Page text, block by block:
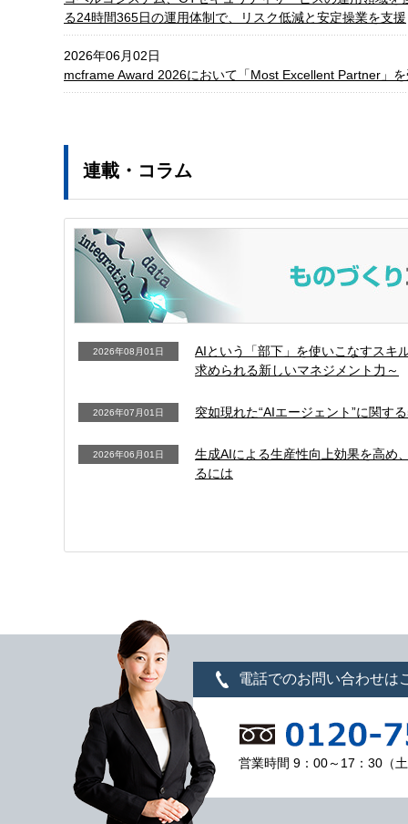
る24時間365日の運用体制で、リスク低減と安定操業を支援
2026年06月02日
mcframe Award 2026において「Most Excellent Partner」
連載・コラム
2026年08月01日
AIという「部下」を使いこなすスキ
求められる新しいマネジメント力～
2026年07月01日 突如現れた“AIエージェント”に関す
2026年06月01日
生成AIによる生産性向上効果を高め
るには
電話でのお問い合わせは
営業時間 9：00～17：30（